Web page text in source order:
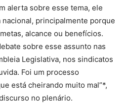
alerta sobre esse tema, ele
principalmente porque
alcance ou benefícios.
sobre esse assunto nas
Legislativa, nos sindicatos
Foi um processo
está cheirando muito mal”*,
no plenário.